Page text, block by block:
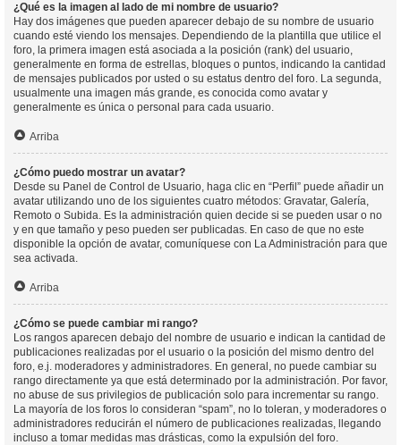
¿Qué es la imagen al lado de mi nombre de usuario?
Hay dos imágenes que pueden aparecer debajo de su nombre de usuario
cuando esté viendo los mensajes. Dependiendo de la plantilla que utilice el
foro, la primera imagen está asociada a la posición (rank) del usuario,
generalmente en forma de estrellas, bloques o puntos, indicando la cantidad
de mensajes publicados por usted o su estatus dentro del foro. La segunda,
usualmente una imagen más grande, es conocida como avatar y
generalmente es única o personal para cada usuario.
Arriba
¿Cómo puedo mostrar un avatar?
Desde su Panel de Control de Usuario, haga clic en “Perfil” puede añadir un
avatar utilizando uno de los siguientes cuatro métodos: Gravatar, Galería,
Remoto o Subida. Es la administración quien decide si se pueden usar o no
y en que tamaño y peso pueden ser publicadas. En caso de que no este
disponible la opción de avatar, comuníquese con La Administración para que
sea activada.
Arriba
¿Cómo se puede cambiar mi rango?
Los rangos aparecen debajo del nombre de usuario e indican la cantidad de
publicaciones realizadas por el usuario o la posición del mismo dentro del
foro, e.j. moderadores y administradores. En general, no puede cambiar su
rango directamente ya que está determinado por la administración. Por favor,
no abuse de sus privilegios de publicación solo para incrementar su rango.
La mayoría de los foros lo consideran “spam”, no lo toleran, y moderadores o
administradores reducirán el número de publicaciones realizadas, llegando
incluso a tomar medidas mas drásticas, como la expulsión del foro.